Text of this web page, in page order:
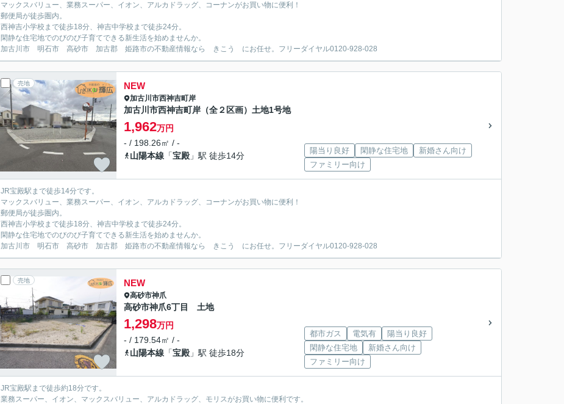
マックスバリュー、業務スーパー、イオン、アルカドラッグ、コーナンがお買い物に便利！
郵便局が徒歩圏内。
西神吉小学校まで徒歩18分、神吉中学校まで徒歩24分。
閑静な住宅地でのびのび子育てできる新生活を始めませんか。
加古川市 明石市 高砂市 加古郡 姫路市の不動産情報なら きこう にお任せ。フリーダイヤル0120-928-028
売地 NEW
加古川市西神吉町岸
加古川市西神吉町岸（全２区画）土地1号地
1,962万円
- / 198.26㎡ / -
山陽本線 「宝殿 」駅 徒歩14分
陽当り良好 閑静な住宅地
新婚さん向け
ファミリー向け
JR宝殿駅まで徒歩14分です。
マックスバリュー、業務スーパー、イオン、アルカドラッグ、コーナンがお買い物に便利！
郵便局が徒歩圏内。
西神吉小学校まで徒歩18分、神吉中学校まで徒歩24分。
閑静な住宅地でのびのび子育てできる新生活を始めませんか。
加古川市 明石市 高砂市 加古郡 姫路市の不動産情報なら きこう にお任せ。フリーダイヤル0120-928-028
売地 NEW
高砂市神爪
高砂市神爪6丁目 土地
1,298万円
- / 179.54㎡ / -
山陽本線 「宝殿 」駅 徒歩18分
都市ガス 電気有
陽当り良好
閑静な住宅地
新婚さん向け
ファミリー向け
JR宝殿駅まで徒歩約18分です。
業務スーパー、イオン、マックスバリュー、アルカドラッグ、モリスがお買い物に便利です。